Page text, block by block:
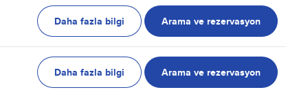
Daha fazla bilgi Arama ve rezervasyon
Daha fazla bilgi Arama ve rezervasyon